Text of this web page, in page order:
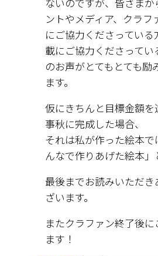
ントやメディア、クラフ
にご協力くださっている
載にご協力くださってい
のお声がとてもとても励
ます。
仮にきちんと目標金額を
事秋に完成した場合、
それは私が作った絵本
んなで作りあげた絵本」
最後までお読みいただ
ざいます。
またクラファン終了後
ます！